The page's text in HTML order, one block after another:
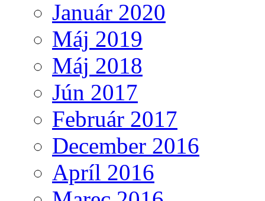
Január 2020
Máj 2019
Máj 2018
Jún 2017
Február 2017
December 2016
Apríl 2016